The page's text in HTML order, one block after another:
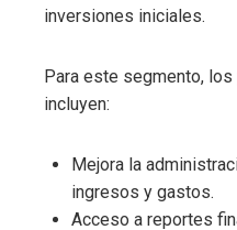
inversiones iniciales.
Para este segmento,
incluyen:
Mejora la
ingresos y gastos.
Acceso a reportes